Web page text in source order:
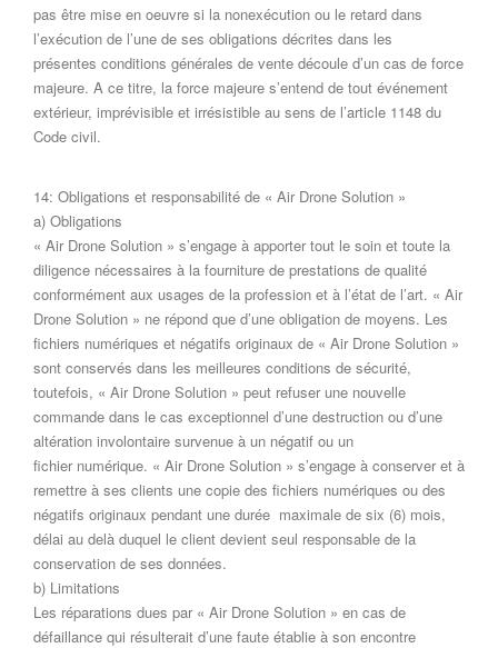
pas être mise en oeuvre si la nonexécution ou le retard dans
l’exécution de l’une de ses obligations décrites dans les
présentes conditions générales de vente découle d’un cas de force
majeure. A ce titre, la force majeure s’entend de tout événement
extérieur, imprévisible et irrésistible au sens de l’article 1148 du
Code civil.
14: Obligations et responsabilité de « Air Drone Solution »
a) Obligations
« Air Drone Solution » s’engage à apporter tout le soin et toute la
diligence nécessaires à la fourniture de prestations de qualité
conformément aux usages de la profession et à l’état de l’art. « Air
Drone Solution » ne répond que d’une obligation de moyens. Les
fichiers numériques et négatifs originaux de « Air Drone Solution »
sont conservés dans les meilleures conditions de sécurité,
toutefois, « Air Drone Solution » peut refuser une nouvelle
commande dans le cas exceptionnel d’une destruction ou d’une
altération involontaire survenue à un négatif ou un
fichier numérique. « Air Drone Solution » s’engage à conserver et à
remettre à ses clients une copie des fichiers numériques ou des
négatifs originaux pendant une durée maximale de six (6) mois,
délai au delà duquel le client devient seul responsable de la
conservation de ses données.
b) Limitations
Les réparations dues par « Air Drone Solution » en cas de
défaillance qui résulterait d’une faute établie à son encontre